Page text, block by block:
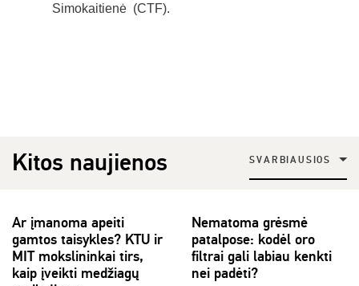
Simokaitienė (CTF).
Kitos naujienos SVARBIAUSIOS
Ar įmanoma apeiti
gamtos taisykles? KTU ir
MIT mokslininkai tirs,
kaip įveikti medžiagų
Nematoma grėsmė
patalpose: kodėl oro
filtrai gali labiau kenkti
nei padėti?